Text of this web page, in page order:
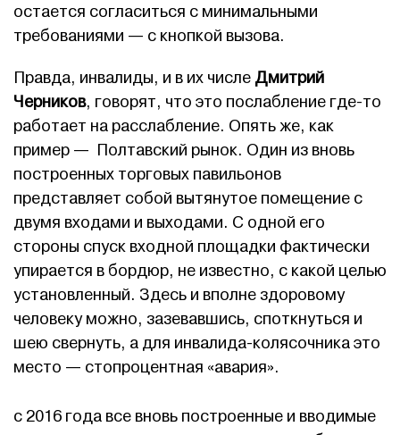
остается согласиться с минимальными
требованиями — с кнопкой вызова.
Правда, инвалиды, и в их числе Дмитрий
Черников, говорят, что это послабление где-то
работает на расслабление. Опять же, как
пример — Полтавский рынок. Один из вновь
построенных торговых павильонов
представляет собой вытянутое помещение с
двумя входами и выходами. С одной его
стороны спуск входной площадки фактически
упирается в бордюр, не известно, с какой целью
установленный. Здесь и вполне здоровому
человеку можно, зазевавшись, споткнуться и
шею свернуть, а для инвалида-колясочника это
место — стопроцентная «авария».
с 2016 года все вновь построенные и вводимые